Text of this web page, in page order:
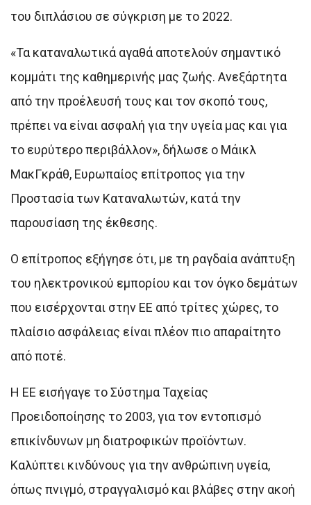
του διπλάσιου σε σύγκριση με το 2022.
«Τα καταναλωτικά αγαθά αποτελούν σημαντικό
κομμάτι της καθημερινής μας ζωής. Ανεξάρτητα
από την προέλευσή τους και τον σκοπό τους,
πρέπει να είναι ασφαλή για την υγεία μας και για
το ευρύτερο περιβάλλον», δήλωσε ο Μάικλ
ΜακΓκράθ, Ευρωπαίος επίτροπος για την
Προστασία των Καταναλωτών, κατά την
παρουσίαση της έκθεσης.
Ο επίτροπος εξήγησε ότι, με τη ραγδαία ανάπτυξη
του ηλεκτρονικού εμπορίου και τον όγκο δεμάτων
που εισέρχονται στην ΕΕ από τρίτες χώρες, το
πλαίσιο ασφάλειας είναι πλέον πιο απαραίτητο
από ποτέ.
Η ΕΕ εισήγαγε το Σύστημα Ταχείας
Προειδοποίησης το 2003, για τον εντοπισμό
επικίνδυνων μη διατροφικών προϊόντων.
Καλύπτει κινδύνους για την ανθρώπινη υγεία,
όπως πνιγμό, στραγγαλισμό και βλάβες στην ακοή